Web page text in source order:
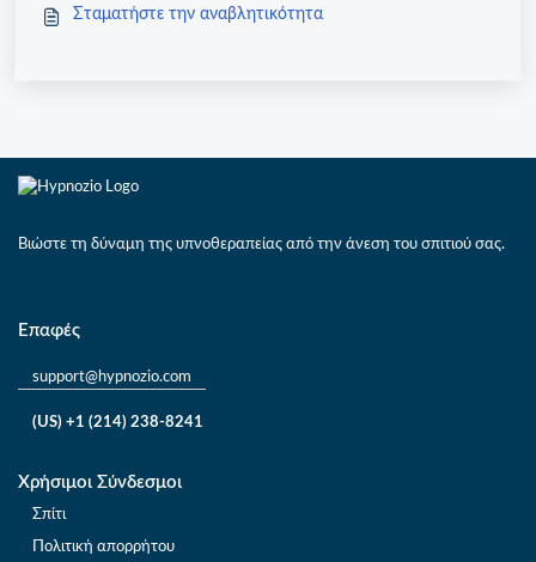
Σταματήστε την αναβλητικότητα
Βιώστε τη δύναμη της υπνοθεραπείας από την άνεση του σπιτιού σας.
Επαφές
support@hypnozio.com
(US) +1 (214) 238-8241
Χρήσιμοι Σύνδεσμοι
Σπίτι
Πολιτική απορρήτου